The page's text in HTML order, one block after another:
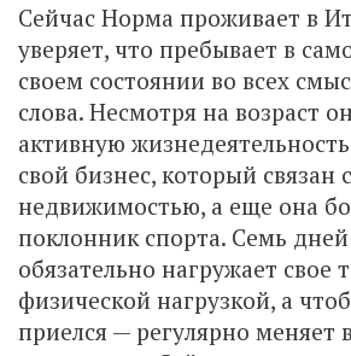
Сейчас Норма проживает в
уверяет, что пребывает в
своем состоянии во всех
слова. Несмотря на возраст
активную
свой бизнес, который связан с
недвижимостью, а еще она
поклонник спорта. Семь
обязательно нагружает свое
физической нагрузкой, а
приелся — регулярно меняет